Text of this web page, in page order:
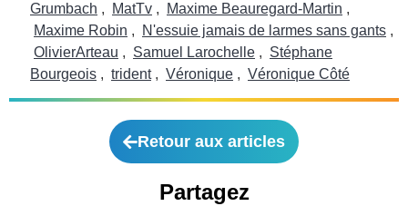
Grumbach , MatTv , Maxime Beauregard-Martin ,
Maxime Robin , N'essuie jamais de larmes sans gants ,
OlivierArteau , Samuel Larochelle , Stéphane
Bourgeois , trident , Véronique , Véronique Côté
Retour aux articles
Partagez